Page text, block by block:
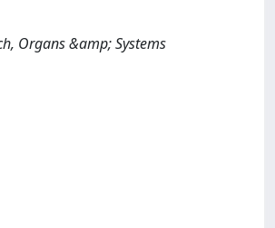
Organs &amp; Systems